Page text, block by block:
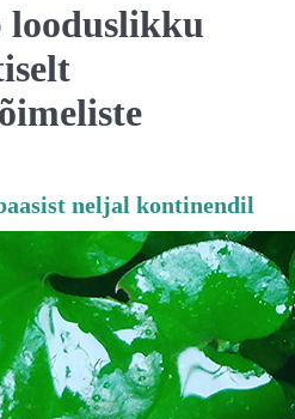
looduslikku
neljal kontinendil